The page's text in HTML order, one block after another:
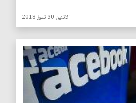
الأثنين 30 تموز 2018